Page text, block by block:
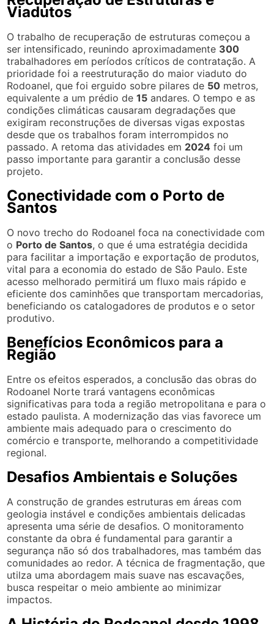
Viadutos
O trabalho de recuperação de estruturas começou a
ser intensificado, reunindo aproximadamente 300
trabalhadores em períodos críticos de contratação. A
prioridade foi a reestruturação do maior viaduto do
Rodoanel, que foi erguido sobre pilares de 50 metros,
equivalente a um prédio de15 andares. O tempo e as
condições climáticas causaram degradações que
exigiram reconstruções de diversas vigas expostas
desde que os trabalhos foram interrompidos no
passado. A retoma das atividades em 2024 foi um
passo importante para garantir a conclusão desse
projeto.
Conectividade com o Porto de
Santos
O novo trecho do Rodoanel foca na conectividade com
o Porto de Santos, o que é uma estratégia decidida
para facilitar a importação e exportação de produtos,
vital para a economia do estado de São Paulo. Este
acesso melhorado permitirá um fluxo mais rápido e
eficiente dos caminhões que transportam mercadorias,
beneficiando os catalogadores de produtos e o setor
produtivo.
Benefícios Econômicos para a
Região
Entre os efeitos esperados, a conclusão das obras do
Rodoanel Norte trará vantagens econômicas
significativas para toda a região metropolitana e para o
estado paulista. A modernização das vias favorece um
ambiente mais adequado para o crescimento do
comércio e transporte, melhorando a competitividade
regional.
Desafios Ambientais e Soluções
A construção de grandes estruturas em áreas com
geologia instável e condições ambientais delicadas
apresenta uma série de desafios. O monitoramento
constante da obra é fundamental para garantir a
segurança não só dos trabalhadores, mas também das
comunidades ao redor. A técnica de fragmentação, que
utilza uma abordagem mais suave nas escavações,
busca respeitar o meio ambiente ao minimizar
impactos.